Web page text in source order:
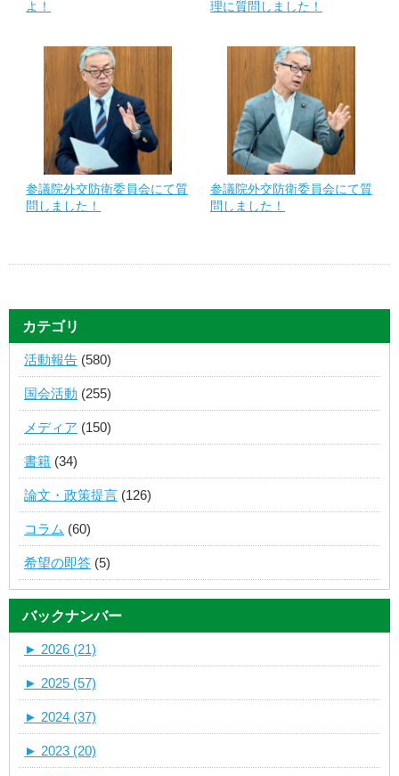
よ！ 理に質問しました！
参議院外交防衛委員会にて質
問しました！
参議院外交防衛委員会にて質
問しました！
カテゴリ
活動報告 (580)
国会活動 (255)
メディア (150)
書籍 (34)
論文・政策提言 (126)
コラム (60)
希望の即答 (5)
バックナンバー
► 2026 (21)
► 2025 (57)
► 2024 (37)
► 2023 (20)